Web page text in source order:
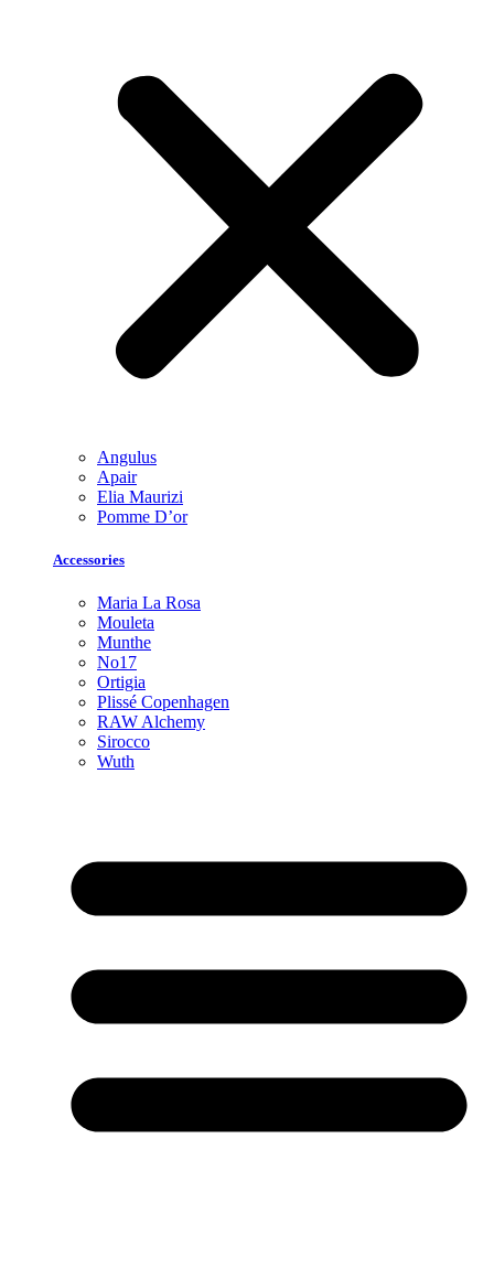
Angulus
Apair
Elia Maurizi
Pomme D’or
Accessories
Maria La Rosa
Mouleta
Munthe
No17
Ortigia
Plissé Copenhagen
RAW Alchemy
Sirocco
Wuth